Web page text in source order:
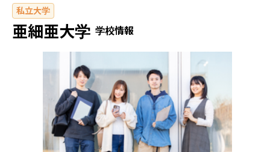
私立大学
亜細亜大学 学校情報